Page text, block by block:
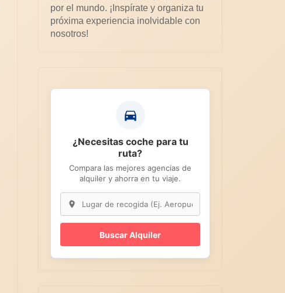
por el mundo. ¡Inspírate y organiza tu
próxima experiencia inolvidable con
nosotros!
¿Necesitas coche para tu
ruta?
Compara las mejores agencias de
alquiler y ahorra en tu viaje.
Buscar Alquiler